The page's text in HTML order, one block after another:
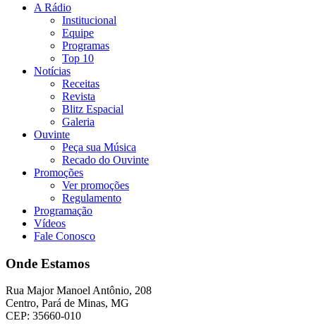
A Rádio
Institucional
Equipe
Programas
Top 10
Notícias
Receitas
Revista
Blitz Espacial
Galeria
Ouvinte
Peça sua Música
Recado do Ouvinte
Promoções
Ver promoções
Regulamento
Programação
Vídeos
Fale Conosco
Onde Estamos
Rua Major Manoel Antônio, 208
Centro, Pará de Minas, MG
CEP: 35660-010